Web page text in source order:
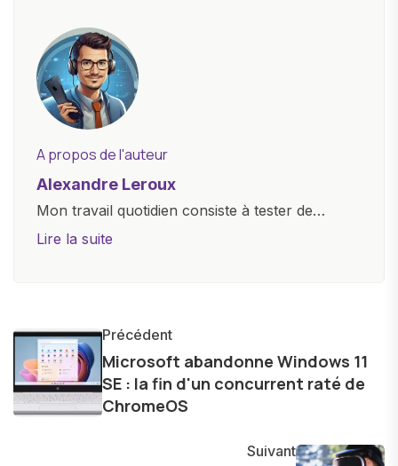
A propos de l'auteur
Alexandre Leroux
Mon travail quotidien consiste à tester de
nouveaux appareils, à rédiger des critiques
informations précises et pertinentes pour aider
les consommateurs à comprendre et à naviguer
dans le paysage technologique en constante
évolution.
Lire la suite
Précédent
Microsoft abandonne Windows 11
SE : la fin d'un concurrent raté de
ChromeOS
Suivant